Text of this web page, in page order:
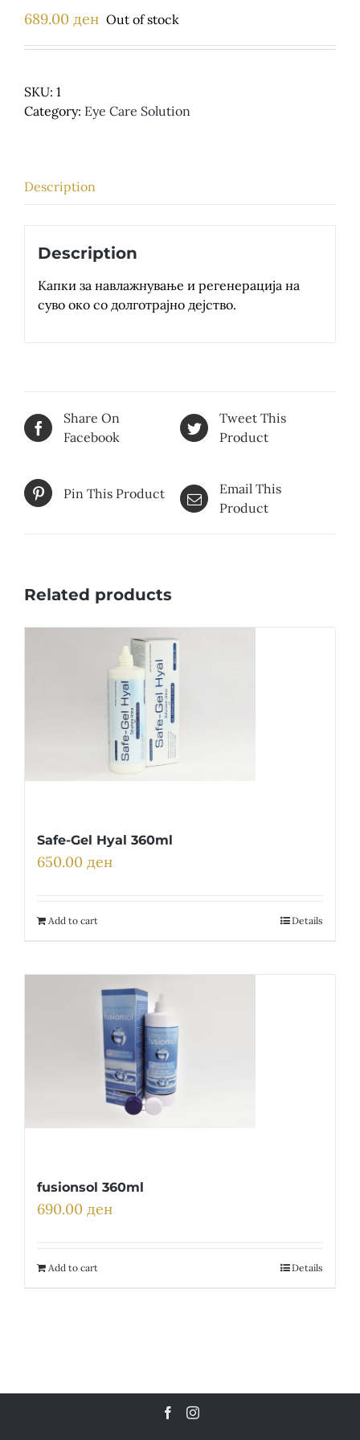
689.00 ден Out of stock
SKU: 1
Category: Eye Care Solution
Description
Description
Капки за навлажнување и регенерација на
суво око со долготрајно дејство.
Share On
Facebook
Tweet This
Product
Pin This Product
Email This
Product
Related products
Safe-Gel Hyal 360ml
650.00 ден
Add to cart Details
fusionsol 360ml
690.00 ден
Add to cart Details